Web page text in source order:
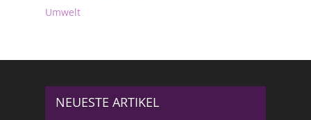
Umwelt
NEUESTE ARTIKEL